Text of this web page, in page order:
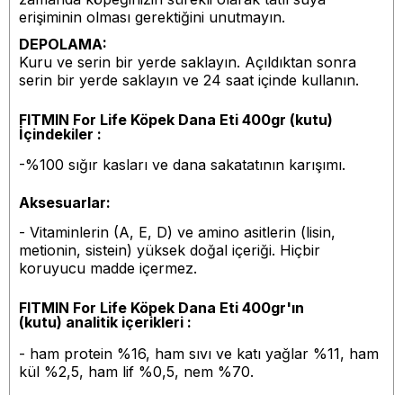
erişiminin olması gerektiğini unutmayın.
DEPOLAMA:
Kuru ve serin bir yerde saklayın. Açıldıktan sonra
serin bir yerde saklayın ve 24 saat içinde kullanın.
FITMIN For Life Köpek Dana Eti 400gr (kutu)
İçindekiler :
-%100 sığır kasları ve dana sakatatının karışımı.
Aksesuarlar:
- Vitaminlerin (A, E, D) ve amino asitlerin (lisin,
metionin, sistein) yüksek doğal içeriği. Hiçbir
koruyucu madde içermez.
FITMIN For Life Köpek Dana Eti 400gr'ın
(kutu) analitik içerikleri :
- ham protein %16, ham sıvı ve katı yağlar %11, ham
kül %2,5, ham lif %0,5, nem %70.